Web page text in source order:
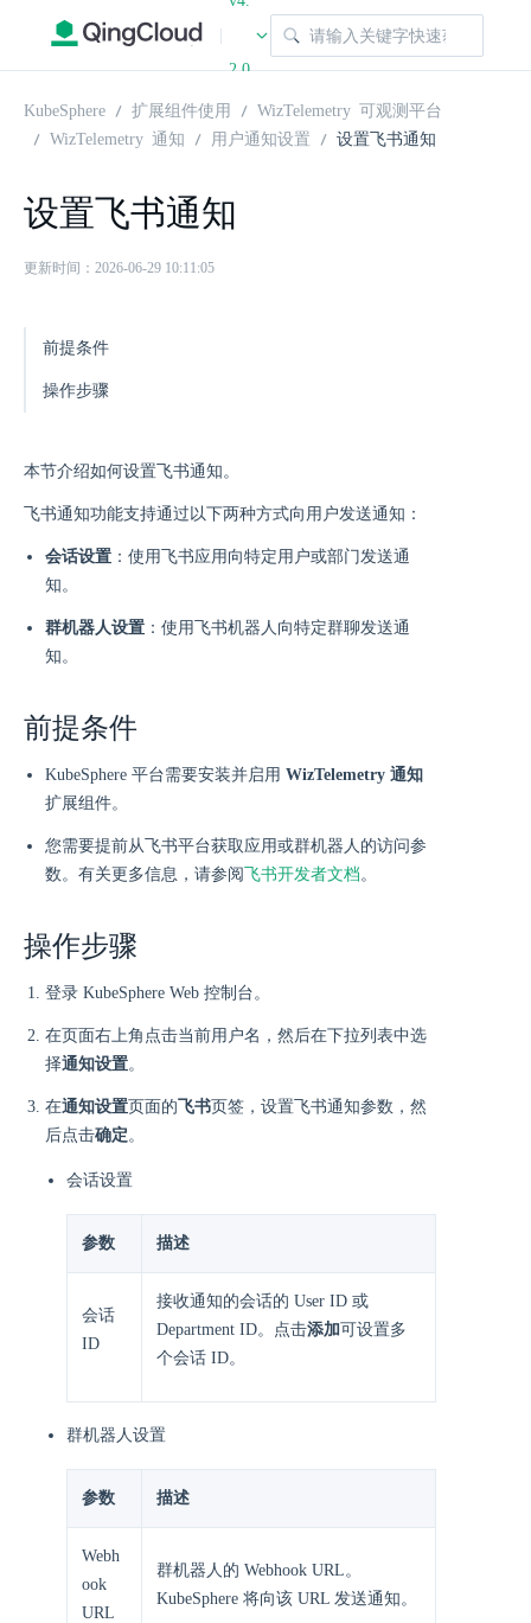
|
2.0
KubeSphere 扩展组件使用
WizTelemetry 可观测平台
WizTelemetry 通知
用户通知设置 设置飞书通知
设置飞书通知
更新时间：2026-06-29 10:11:05
前提条件
操作步骤
本节介绍如何设置飞书通知。
飞书通知功能支持通过以下两种方式向用户发送通知：
会话设置 ：使用飞书应用向特定用户或部门发送通
知。
群机器人设置 ：使用飞书机器人向特定群聊发送通
知。
前提条件
KubeSphere 平台需要安装并启用 WizTelemetry 通知
扩展组件。
您需要提前从飞书平台获取应用或群机器人的访问参
数。有关更多信息，请参阅 飞书开发者文档。
操作步骤
登录 KubeSphere Web 控制台。
在页面右上角点击当前用户名，然后在下拉列表中选
择通知设置。
在通知设置页面的 飞书页签，设置飞书通知参数，然
后点击确定。
会话设置
参数 描述
会话
ID
接收通知的会话的 User ID 或
Department ID。点击添加可设置多
个会话 ID。
群机器人设置
参数 描述
Webh
ook
URL
群机器人的 Webhook URL。
KubeSphere 将向该 URL 发送通知。